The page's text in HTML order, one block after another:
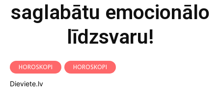
saglabātu emocionālo
līdzsvaru!
HOROSKOPI
HOROSKOPI
Dieviete.lv